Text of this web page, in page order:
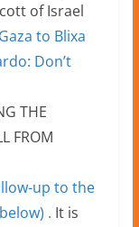
of Israel
to Blixa
Don’t
THE
FROM
up to the
. It is